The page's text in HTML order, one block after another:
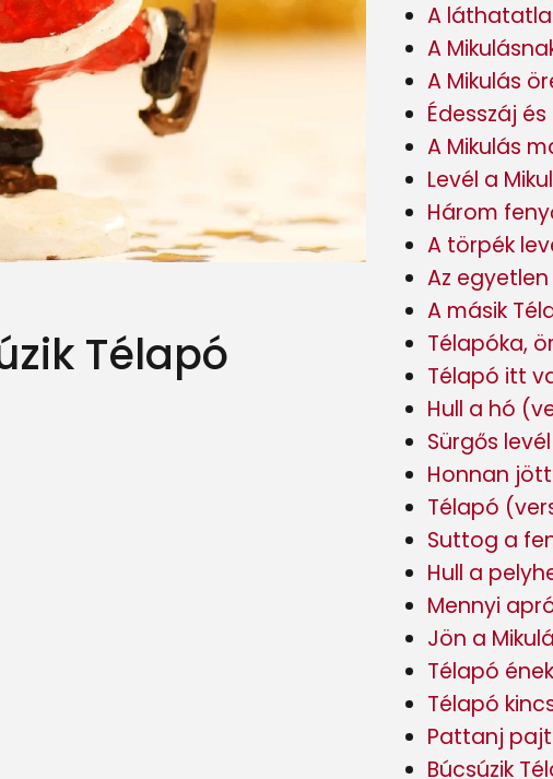
Télapó
A
A
A Mikulás
Édesszáj
A Mikulás
Levél a
Három
A törpék
Az
A másik
Télapóka,
Télapó itt
Hull a hó
Sürgős levél
Honnan
Télapó
Suttog a
Hull a
Mennyi
Jön a
Télapó
Télapó
Pattanj
Búcsúzik